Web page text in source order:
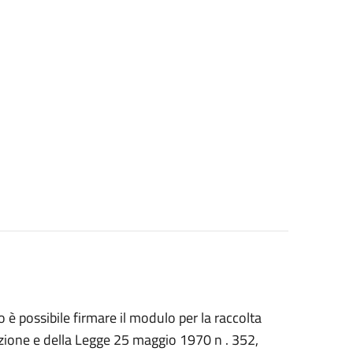
possibile firmare il modulo per la raccolta
e della Legge 25 maggio 1970 n . 352,